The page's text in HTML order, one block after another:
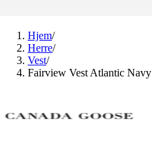
Hjem/
Herre/
Vest/
Fairview Vest Atlantic Navy